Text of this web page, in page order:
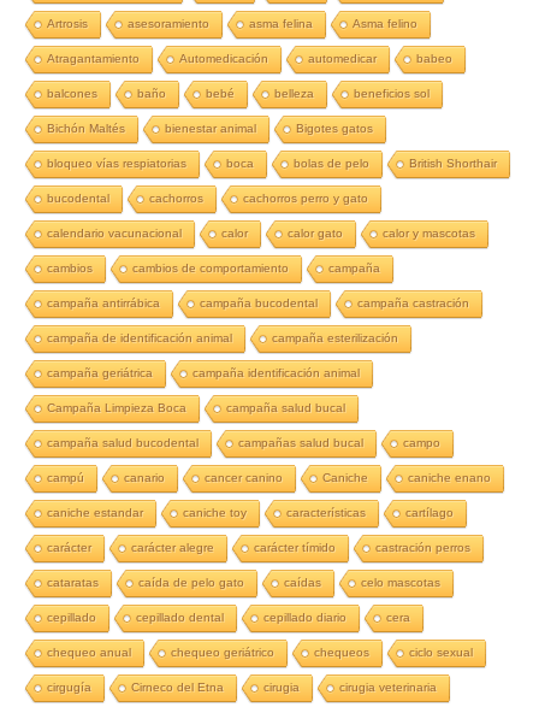
Artrosis asesoramiento asma felina Asma felino
Atragantamiento Automedicación automedicar babeo
balcones baño bebé belleza beneficios sol
Bichón Maltés bienestar animal Bigotes gatos
bloqueo vías respiatorias boca bolas de pelo British Shorthair
bucodental cachorros cachorros perro y gato
calendario vacunacional calor calor gato calor y mascotas
cambios cambios de comportamiento campaña
campaña antirrábica campaña bucodental campaña castración
campaña de identificación animal campaña esterilización
campaña geriátrica campaña identificación animal
Campaña Limpieza Boca campaña salud bucal
campaña salud bucodental campañas salud bucal campo
campú canario cancer canino Caniche caniche enano
caniche estandar caniche toy características cartílago
carácter carácter alegre carácter tímido castración perros
cataratas caída de pelo gato caídas celo mascotas
cepillado cepillado dental cepillado diario cera
chequeo anual chequeo geriátrico chequeos ciclo sexual
cirgugía Cirneco del Etna cirugia cirugia veterinaria